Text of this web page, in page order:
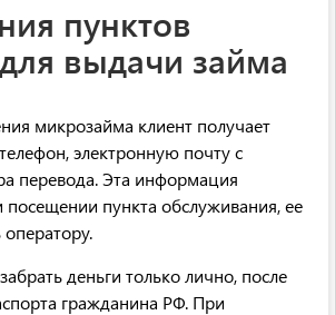
пунктов
выдачи займа
микрозайма клиент получает
электронную почту с
перевода. Эта информация
посещении пункта обслуживания, ее
деньги только лично, после
гражданина РФ. При